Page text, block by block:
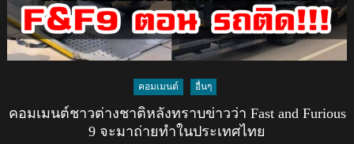
คอมเมนต์ อื่นๆ
คอมเมนต์ชาวต่างชาติหลังทราบข่าวว่า Fast and Furious
9 จะมาถ่ายทำในประเทศไทย